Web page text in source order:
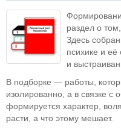
раздел о
Здесь
психике и её
и
В подборке — работы,
изолированно, а в связке с
формируется характер,
расти, а что этому мешает.